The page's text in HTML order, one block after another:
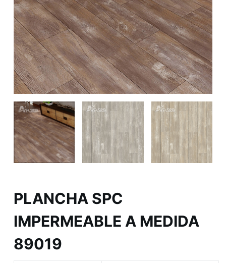
PLANCHA SPC
IMPERMEABLE A MEDIDA
89019